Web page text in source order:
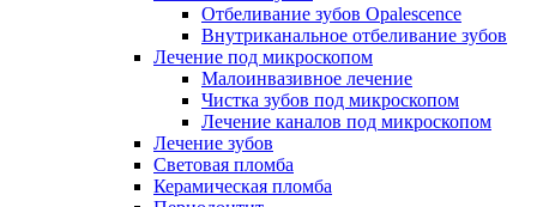
Отбеливание зубов Opalescence
Внутриканальное отбеливание зубов
Лечение под микроскопом
Малоинвазивное лечение
Чистка зубов под микроскопом
Лечение каналов под микроскопом
Лечение зубов
Световая пломба
Керамическая пломба